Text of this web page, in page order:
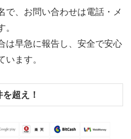
で、お問い合わせは電話・メ
は早急に報告し、安全で安心
います。
超え！